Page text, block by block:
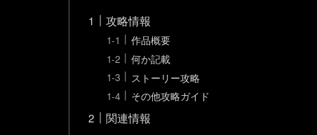
攻略情報
作品概要
何か記載
ストーリー攻略
その他攻略ガイド
関連情報